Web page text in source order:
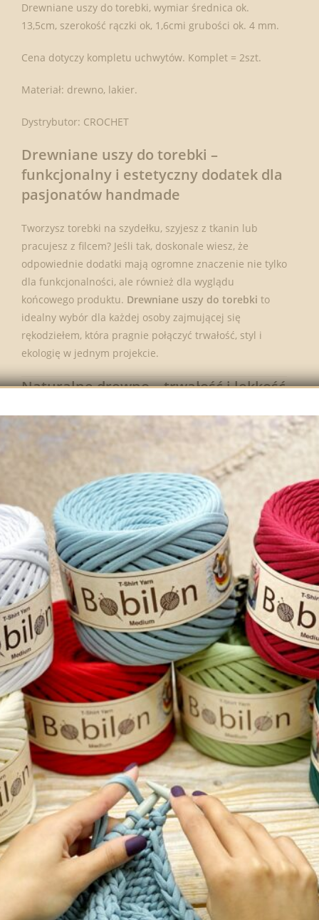
Drewniane uszy do torebki, wymiar średnica ok.
13,5cm, szerokość rączki ok, 1,6cmi grubości ok. 4 mm.
Cena dotyczy kompletu uchwytów. Komplet = 2szt.
Materiał: drewno, lakier.
Dystrybutor: CROCHET
Drewniane uszy do torebki –
funkcjonalny i estetyczny dodatek dla
pasjonatów handmade
Tworzysz torebki na szydełku, szyjesz z tkanin lub
pracujesz z filcem? Jeśli tak, doskonale wiesz, że
odpowiednie dodatki mają ogromne znaczenie nie tylko
dla funkcjonalności, ale również dla wyglądu
końcowego produktu. Drewniane uszy do torebki to
idealny wybór dla każdej osoby zajmującej się
rękodziełem, która pragnie połączyć trwałość, styl i
ekologię w jednym projekcie.
Naturalne drewno – trwałość i lekkość
Uchwyty świetnie sprawdzają się w codziennym
użytkowaniu. Drewno zostało starannie oszlifowane, co
zapewnia gładką powierzchnię i wygodne trzymanie
torebki w dłoni. Zastosowanie naturalnego surowca to
również ukłon w stronę środowiska – coraz więcej
klientów docenia produkty przyjazne naturze.
Uniwersalny kształt i szerokie
możliwości zastosowania
Niezależnie od tego, czy tworzysz duże shopperki,
eleganckie torebki wieczorowe czy małe torby typu
koszyk – drewniane uszy będą doskonałym
uzupełnieniem Twojego projektu. Ich klasyczny, lekko
zaokrąglony kształt sprawia, że doskonale komponują
się zarówno z nowoczesnymi, jak i klasycznymi
fasonami. Co istotne, uchwyty można bez problemu
dopasować kolorystycznie do torebki – można je
szlifować, malować, bejcować lub dekorować według
własnego uznania.
Idealne dla twórców DIY – stwórz
torebkę, która zachwyci
Warto również zaznaczyć, że drewniane uszy to
produkt niezwykle ceniony przez osoby tworzące
rękodzieło. Dzięki łatwemu montażowi są odpowiednie